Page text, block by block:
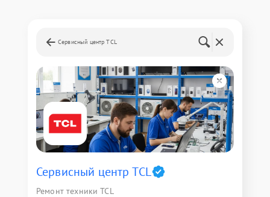
Сервисный центр TCL
Сервисный центр TCL
Ремонт техники TCL